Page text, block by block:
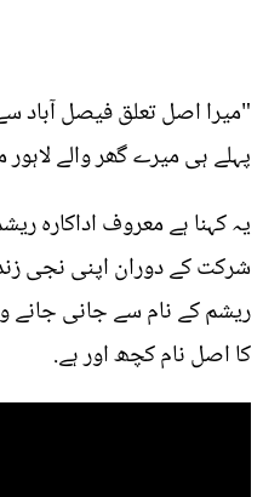
"میرا اصل تعلق فیصل آباد
پہلے ہی میرے گھر والے
یہ کہنا ہے معروف اداکارہ
شرکت کے دوران اپنی نجی
ریشم کے نام سے جانی جانے
کا اصل نام کچھ اور ہے.